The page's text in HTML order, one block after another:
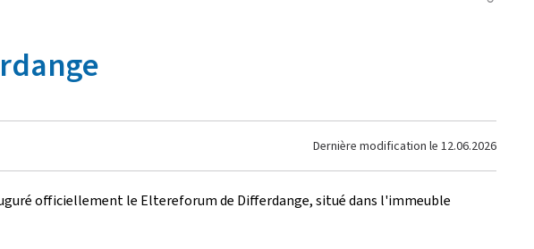
Dernière modification le 12.06.2026
officiellement le Eltereforum de Differdange, situé dans l'immeuble